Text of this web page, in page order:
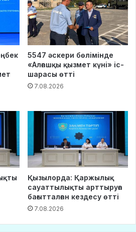
5547 әскери бөлімінде
«Алғашқы қызмет күні» іс-
шарасы өтті
7.08.2026
Қызылорда: Қаржылық
сауаттылықты арттыруға
бағытталған кездесу өтті
7.08.2026